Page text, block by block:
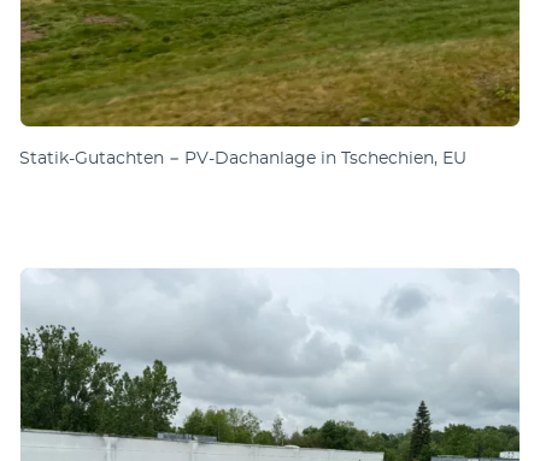
Statik-Gutachten − PV-Dachanlage in Tschechien, EU